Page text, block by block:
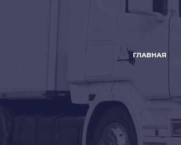
ГЛАВНАЯ